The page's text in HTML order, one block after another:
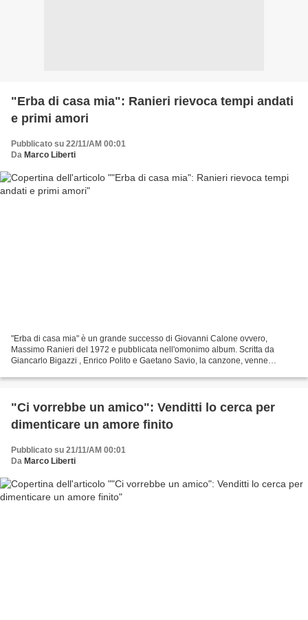
"Erba di casa mia": Ranieri rievoca tempi andati
e primi amori
Pubblicato su 22/11/AM 00:01
Da Marco Liberti
"Erba di casa mia" è un grande successo di Giovanni Calone ovvero,
Massimo Ranieri del 1972 e pubblicata nell'omonimo album. Scritta da
Giancarlo Bigazzi , Enrico Polito e Gaetano Savio, la canzone, venne
"Ci vorrebbe un amico": Venditti lo cerca per
dimenticare un amore finito
Pubblicato su 21/11/AM 00:01
Da Marco Liberti